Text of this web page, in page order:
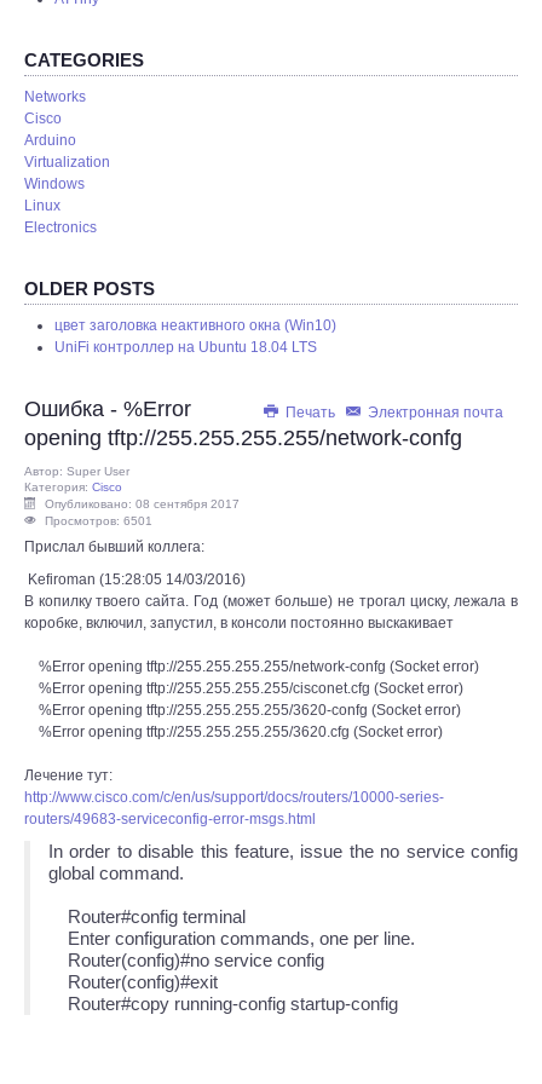
CATEGORIES
Networks
Cisco
Arduino
Virtualization
Windows
Linux
Electronics
OLDER POSTS
цвет заголовка неактивного окна (Win10)
UniFi контроллер на Ubuntu 18.04 LTS
Печать Электронная почта
Ошибка - %Error
opening tftp://255.255.255.255/network-confg
Автор: Super User
Категория: Cisco
Опубликовано: 08 сентября 2017
Просмотров: 6501
Прислал бывший коллега:
Kefiroman (15:28:05 14/03/2016)
В копилку твоего сайта. Год (может больше) не трогал циску, лежала в
коробке, включил, запустил, в консоли постоянно выскакивает
%Error opening tftp://255.255.255.255/network-confg (Socket error)
%Error opening tftp://255.255.255.255/cisconet.cfg (Socket error)
%Error opening tftp://255.255.255.255/3620-confg (Socket error)
%Error opening tftp://255.255.255.255/3620.cfg (Socket error)
Лечение тут:
http://www.cisco.com/c/en/us/support/docs/routers/10000-series-
routers/49683-serviceconfig-error-msgs.html
In order to disable this feature, issue the no service config
global command.
Router#config terminal
Enter configuration commands, one per line.
Router(config)#no service config
Router(config)#exit
Router#copy running-config startup-config